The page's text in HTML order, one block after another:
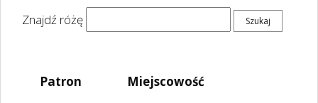
Znajdź różę
Patron Miejscowość